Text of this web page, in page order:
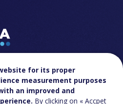
FAQ
for its proper
measurement purposes
an improved and
By clicking on « Accpet